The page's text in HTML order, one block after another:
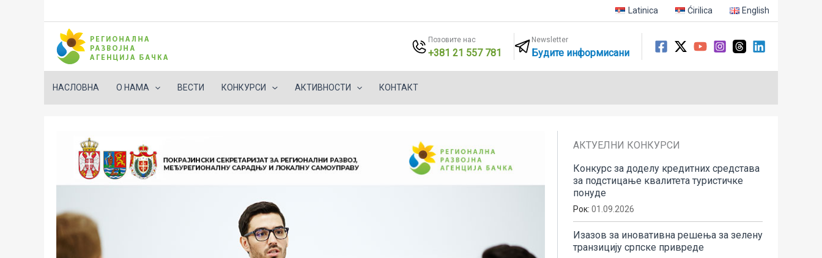
Latinica Ćirilica English
Позовите нас
+381 21 557 781
Newsletter
Будите информисани
НАСЛОВНА О НАМА ВЕСТИ КОНКУРСИ АКТИВНОСТИ КОНТАКТ
АКТУЕЛНИ КОНКУРСИ
Конкурс за доделу кредитних средстава
за подстицање квалитета туристичке
понуде
Рок: 01.09.2026
Изазов за иновативна решења за зелену
транзицију српске привреде